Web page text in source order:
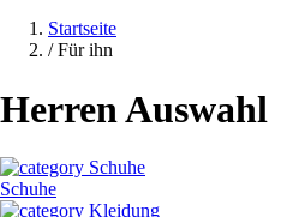
Startseite
/ Für ihn
Herren Auswahl
Schuhe